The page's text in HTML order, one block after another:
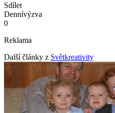
Sdílet
Dennívýzva
0
Reklama
Další články z Světkreativity